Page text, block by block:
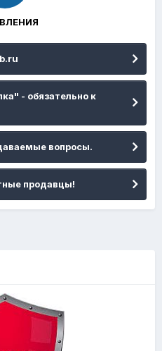
- обязательно к
вопросы.
продавцы!